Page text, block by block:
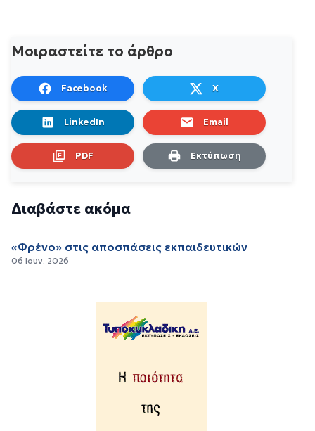
Μοιραστείτε το άρθρο
Facebook X
LinkedIn Email
PDF Εκτύπωση
Διαβάστε ακόμα
«Φρένο» στις αποσπάσεις εκπαιδευτικών
06 Ιουν. 2026